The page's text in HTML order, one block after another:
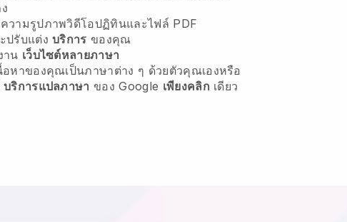
วามรูปภาพวิดีโอปฏิทินและไฟล์ PDF
ปรับแต่งบริการ ของคุณ
าน เว็บไซต์หลายภาษา
อหาของคุณเป็นภาษาต่าง ๆ ด้วยตัวคุณเองหรือ
บริการแปลภาษา ของ Google เพียงคลิก เดียว